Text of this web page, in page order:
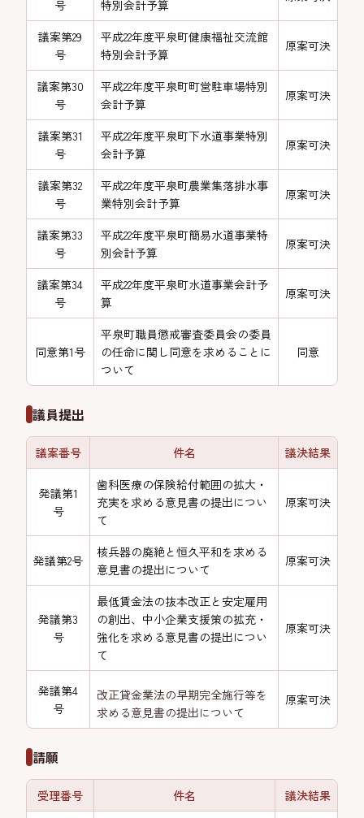
号 特別会計予算
議案第29
号
平成22年度平泉町健康福祉交流館
特別会計予算
原案可決
議案第30
号
平成22年度平泉町町営駐車場特別
会計予算
原案可決
議案第31
号
平成22年度平泉町下水道事業特別
会計予算
原案可決
議案第32
号
平成22年度平泉町農業集落排水事
業特別会計予算
原案可決
議案第33
号
平成22年度平泉町簡易水道事業特
別会計予算
原案可決
議案第34
号
平成22年度平泉町水道事業会計予
算
原案可決
同意第1号
平泉町職員懲戒審査委員会の委員
の任命に関し同意を求めることに
ついて
同意
議員提出
議案番号 件名 議決結果
発議第1
号
歯科医療の保険給付範囲の拡大・
充実を求める意見書の提出につい
て
原案可決
発議第2号
核兵器の廃絶と恒久平和を求める
意見書の提出について
原案可決
発議第3
号
最低賃金法の抜本改正と安定雇用
の創出、中小企業支援策の拡充・
強化を求める意見書の提出につい
て
原案可決
発議第4
号
改正貸金業法の早期完全施行等を
求める意見書の提出について
原案可決
請願
受理番号 件名 議決結果